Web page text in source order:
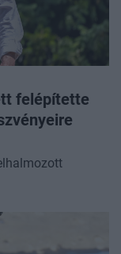
felépítette